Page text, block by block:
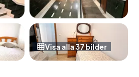
Visa alla37bilder